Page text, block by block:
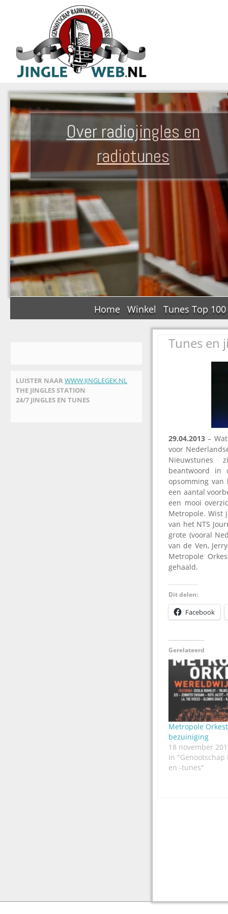
Over radiojingles en
radiotunes
Home Winkel Tunes Top 100
LUISTER NAAR WWW.JINGLEGEK.NL
THE JINGLES STATION
24/7 JINGLES EN TUNES
Tunes en
29.04.2013 –
voor
Nieuwstunes
beantwoord in
opsomming
een aantal
een mooi
Metropole. Wist
van het NTS
grote (vooral
van de Ven,
Metropole
gehaald.
Dit delen:
Facebook
Gerelateerd
Metropole
bezuiniging
18 november
In "Genootschap
en -tunes"